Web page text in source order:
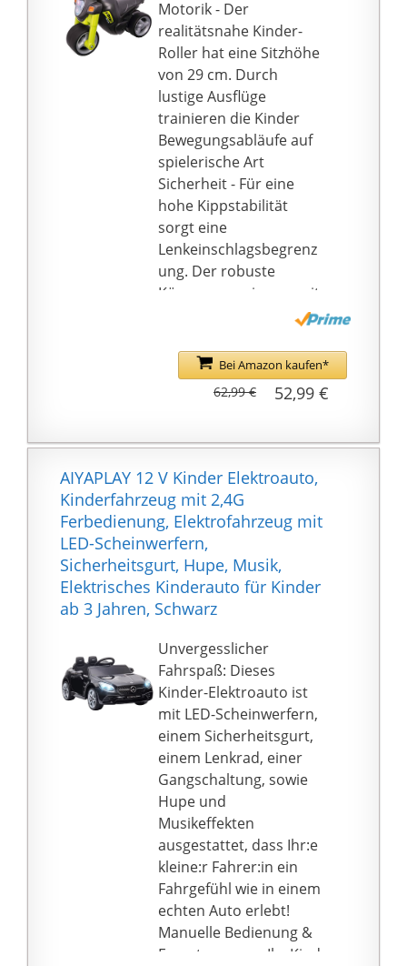
das Fahren noch mehr
Spaß. Außerdem sind
die zwei Türen mit
Sicherheitsschlössern
versehen.
【Tragbares &
langlebiges Design】
Wenn der Akku zu
schwach ist, kann das
Auto auch ganz einfach
mit dem Griff
geschoben werden.
Außerdem bietet die
Aufbewahrungsbox viel
Rädern kann es
jahrelang verwendet
werden.
Kindergeschenk】
Auto ist ein tolles
Geschenk für Kinder im
Alter von 3 bis 8 Jahren
zu Weihnachten oder
zum Geburtstag. Die
Geschwindigkeit sowie
die Richtung lässt sich
leicht kontrollieren.
Motorik - Der
realitätsnahe Kinder-
Roller hat eine Sitzhöhe
von 29 cm. Durch
lustige Ausflüge
trainieren die Kinder
Bewegungsabläufe auf
spielerische Art
Sicherheit - Für eine
hohe Kippstabilität
sorgt eine
Lenkeinschlagsbegrenz
ung. Der robuste
Körper, gemeinsam mit
Fahren mit dem
Rutschfahrzeug
Ruhiges Fahren - Die
Kinder-Bikes sind mit
abriebfestem
Softmaterial
beschichtet. Dadurch
entstehen ein leises
Fahren und eine
verbesserte
Bodenhaftung des
Kinder-Mopeds
Mit Motorradsound -
Für noch mehr Spaß
und Action mit dem
Kinderfahrzeug ist ein
elektronisches
Soundmodul
vorhanden. Bei jedem
Drücken ertönt ein
realistischer
Motorradsound
(Batterien enthalten)
BIG-Büffelstark - Die
Marke BIG, der
Hersteller des BIG-
Bobby-Car, ist einer der
Bei Amazon kaufen*
52,99 €
62,99 €
AIYAPLAY 12 V Kinder Elektroauto,
Kinderfahrzeug mit 2,4G
Ferbedienung, Elektrofahrzeug mit
LED-Scheinwerfern,
Sicherheitsgurt, Hupe, Musik,
Elektrisches Kinderauto für Kinder
ab 3 Jahren, Schwarz
Unvergesslicher
Fahrspaß: Dieses
Kinder-Elektroauto ist
mit LED-Scheinwerfern,
einem Sicherheitsgurt,
einem Lenkrad, einer
Gangschaltung, sowie
Hupe und
Musikeffekten
ausgestattet, dass Ihr:e
kleine:r Fahrer:in ein
Fahrgefühl wie in einem
echten Auto erlebt!
Manuelle Bedienung &
Fernsteuerung: Ihr Kind